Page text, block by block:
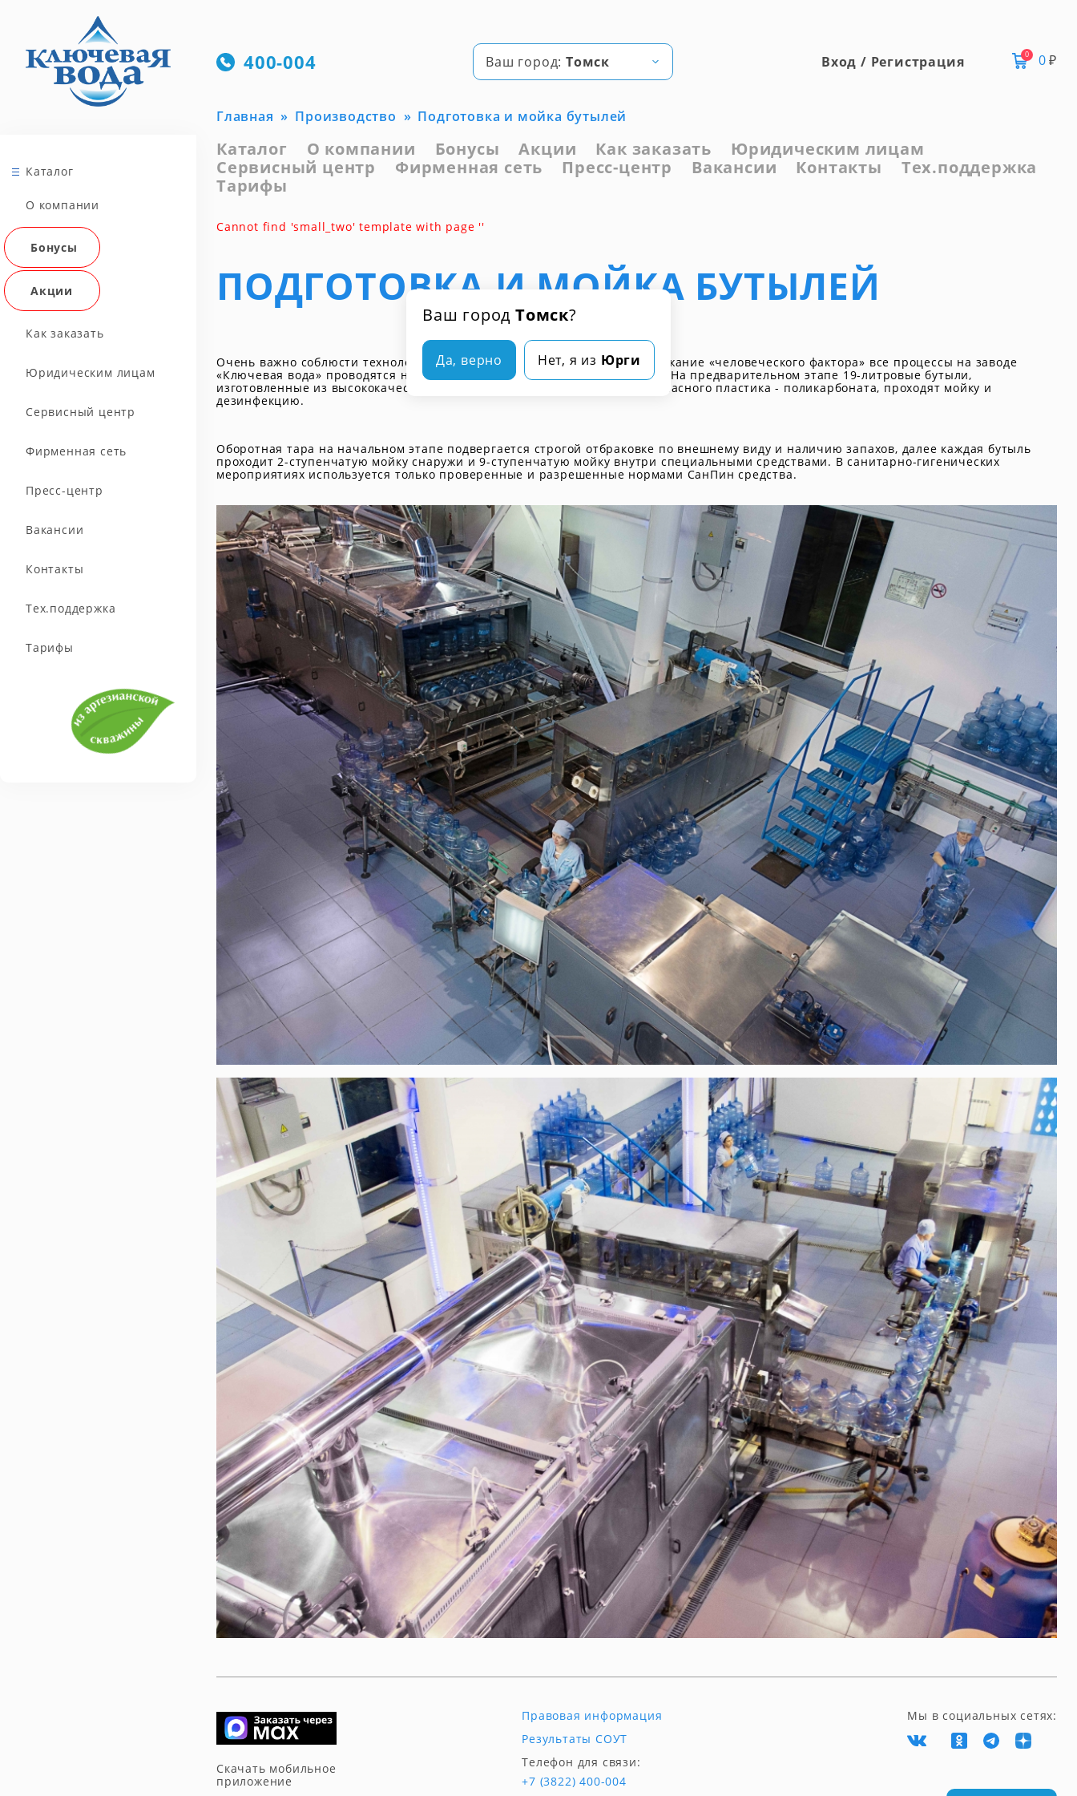
Ваш город Томск?
Да, верно Нет, я из Юрги
Каталог
О компании
Бонусы
Акции
Как заказать
Юридическим лицам
Сервисный центр
Фирменная сеть
Пресс-центр
Вакансии
Контакты
Тех.поддержка
Тарифы
400-004 Ваш город:Томск Вход / Регистрация 0 0₽
Главная Производство Подготовка и мойка бутылей
Каталог О компании Бонусы Акции Как заказать
Юридическим лицам
Сервисный центр
Фирменная сеть Пресс-центр Вакансии Контакты
Тех.поддержка
Тарифы
Cannot find 'small_two' template with page ''
ПОДГОТОВКА И МОЙКА БУТЫЛЕЙ
Очень важно соблюсти технологию розлива артезианской воды. Во избежание «человеческого фактора» все процессы на заводе
«Ключевая вода» проводятся на полностью автоматизированной линии. На предварительном этапе 19-литровые бутыли,
изготовленные из высококачественного непористого экологически безопасного пластика - поликарбоната, проходят мойку и
дезинфекцию.
Оборотная тара на начальном этапе подвергается строгой отбраковке по внешнему виду и наличию запахов, далее каждая бутыль
проходит 2-ступенчатую мойку снаружи и 9-ступенчатую мойку внутри специальными средствами. В санитарно-гигенических
мероприятиях используется только проверенные и разрешенные нормами СанПин средства.
Скачать мобильное
приложение
Правовая информация
Результаты СОУТ
Телефон для связи:
+7 (3822) 400-004
Мы в социальных сетях: